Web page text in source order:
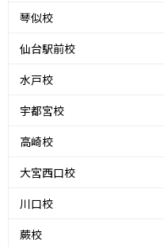
琴似校
仙台駅前校
水戸校
宇都宮校
高崎校
大宮西口校
川口校
蕨校